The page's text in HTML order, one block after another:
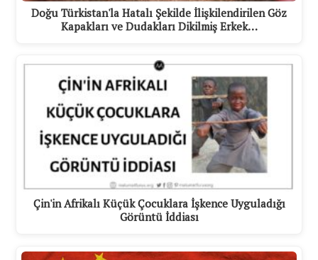
Doğu Türkistan'la Hatalı Şekilde İlişkilendirilen Göz
Kapakları ve Dudakları Dikilmiş Erkek…
Çin'in Afrikalı Küçük Çocuklara İşkence Uyguladığı
Görüntü İddiası